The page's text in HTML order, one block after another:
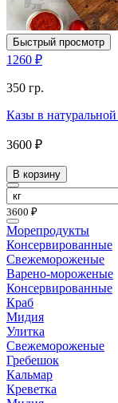
Быстрый просмотр
1260 ₽
350 гр.
Казы в
3600 ₽
В корзину
3600 ₽
Морепродукты
Консервированные
Свежемороженые
Варено-мороженые
Консервированные
Краб
Мидия
Улитка
Свежемороженые
Гребешок
Кальмар
Креветка